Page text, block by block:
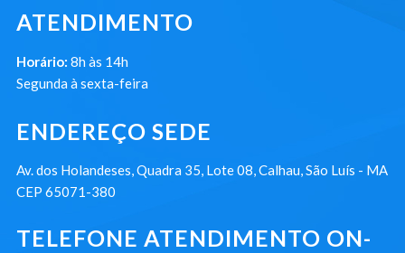
ATENDIMENTO
Horário: 8h às 14h
Segunda à sexta-feira
ENDEREÇO SEDE
Av. dos Holandeses, Quadra 35, Lote 08, Calhau, São Luís - MA
CEP 65071-380
TELEFONE ATENDIMENTO ON-